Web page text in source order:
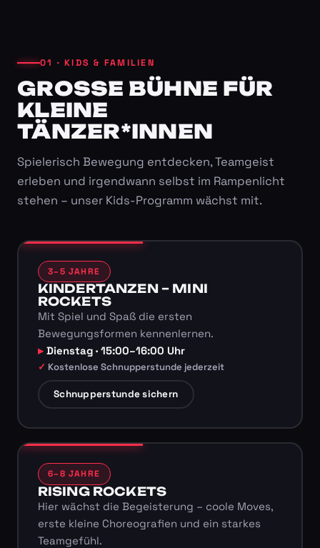
01 · KIDS & FAMILIEN
GROSSE BÜHNE FÜR K
LEINE T
ÄNZER*INNEN
Spielerisch Bewegung entdecken, Teamgeist
erleben und irgendwann selbst im Rampenlicht
stehen – unser Kids-Programm wächst mit.
3–5 JAHRE
KINDERTANZEN – MINI
ROCKETS
Mit Spiel und Spaß die ersten
Bewegungsformen kennenlernen.
Dienstag · 15:00–16:00 Uhr
Kostenlose Schnupperstunde jederzeit
Schnupperstunde sichern
6–8 JAHRE
RISING ROCKETS
Hier wächst die Begeisterung – coole Moves,
erste kleine Choreografien und ein starkes
Teamgefühl.